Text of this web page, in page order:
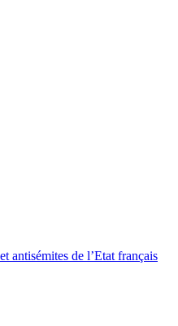
antisémites de l’Etat français